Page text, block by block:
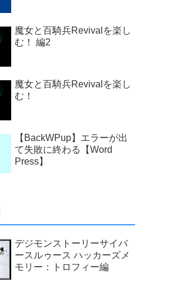
魔女と百騎兵Revivalを楽し
む！ 編2
魔女と百騎兵Revivalを楽し
む！
【BackWPup】エラーが出
て失敗に終わる【Word
Press】
デジモンストーリーサイバ
ースルゥース ハッカーズメ
モリー：トロフィー編